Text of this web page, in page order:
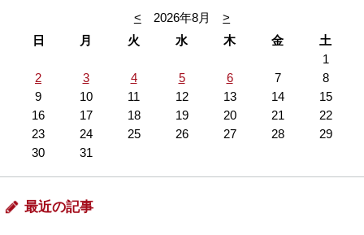
< 2026年8月
>
日
月 火 水 木 金
土
1
2
3 4 5 6 7
8
9
10 11 12 13 14
15
16
17 18 19 20 21
22
23
24 25 26 27 28
29
30
31
最近の記事